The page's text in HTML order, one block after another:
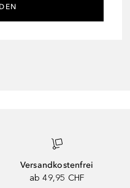
Versandkostenfrei
ab 49,95 CHF